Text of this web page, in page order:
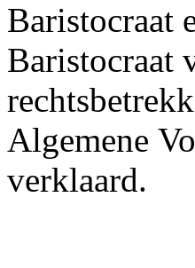
Baristocraat
Baristocraat
Algemene
verklaard.